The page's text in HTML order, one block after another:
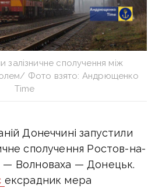
залізничне сполучення між
Фото взято: Андрющенко
Time
Донеччині запустили
сполучення Ростов-на-
Волноваха — Донецьк.
ексрадник мера